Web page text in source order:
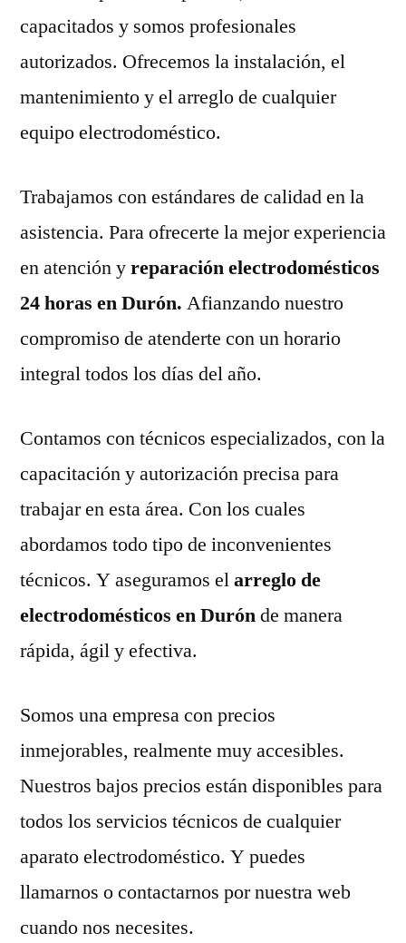
capacitados y somos profesionales
autorizados. Ofrecemos la instalación, el
mantenimiento y el arreglo de cualquier
equipo electrodoméstico.
Trabajamos con estándares de calidad en la
asistencia. Para ofrecerte la mejor experiencia
en atención yreparación electrodomésticos
24 horas en Durón. Afianzando nuestro
compromiso de atenderte con un horario
integral todos los días del año.
Contamos con técnicos especializados, con la
capacitación y autorización precisa para
trabajar en esta área. Con los cuales
abordamos todo tipo de inconvenientes
técnicos. Y aseguramos elarreglo de
electrodomésticos en Durónde manera
rápida, ágil y efectiva.
Somos una empresa con precios
inmejorables, realmente muy accesibles.
Nuestros bajos precios están disponibles para
todos los servicios técnicos de cualquier
aparato electrodoméstico. Y puedes
llamarnos o contactarnos por nuestra web
cuando nos necesites.